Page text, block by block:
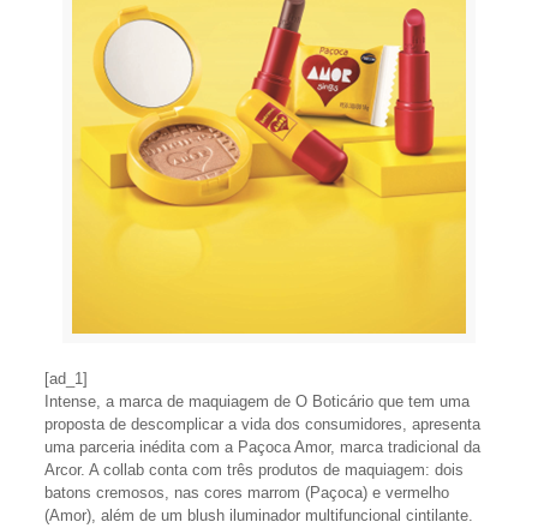
[ad_1]
Intense, a marca de maquiagem de O Boticário que tem uma
proposta de descomplicar a vida dos consumidores, apresenta
uma parceria inédita com a Paçoca Amor, marca tradicional da
Arcor. A collab conta com três produtos de maquiagem: dois
batons cremosos, nas cores marrom (Paçoca) e vermelho
(Amor), além de um blush iluminador multifuncional cintilante.